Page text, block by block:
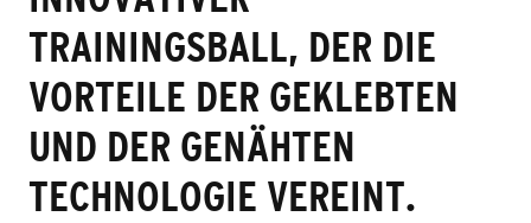
TRAININGSBALL, DER DIE
VORTEILE DER GEKLEBTEN
UND DER GENÄHTEN
TECHNOLOGIE VEREINT.